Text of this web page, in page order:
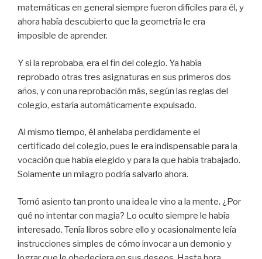
matemáticas en general siempre fueron difíciles para él, y
ahora había descubierto que la geometría le era
imposible de aprender.
Y si la reprobaba, era el fin del colegio. Ya había
reprobado otras tres asignaturas en sus primeros dos
años, y con una reprobación más, según las reglas del
colegio, estaría automáticamente expulsado.
Al mismo tiempo, él anhelaba perdidamente el
certificado del colegio, pues le era indispensable para la
vocación que había elegido y para la que había trabajado.
Solamente un milagro podría salvarlo ahora.
Tomó asiento tan pronto una idea le vino a la mente. ¿Por
qué no intentar con magia? Lo oculto siempre le había
interesado. Tenía libros sobre ello y ocasionalmente leía
instrucciones simples de cómo invocar a un demonio y